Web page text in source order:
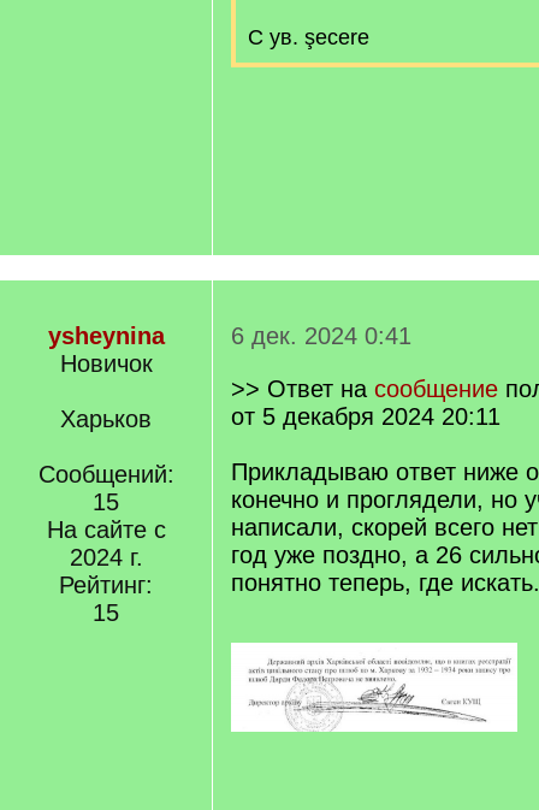
С ув. şecere
ysheynina
Новичок
Харьков
Сообщений:
15
На сайте с
2024 г.
Рейтинг:
15
6 дек. 2024 0:41
>> Ответ на сообщение
от 5 декабря 2024 20:11
Прикладываю ответ ниже
конечно и проглядели, но
написали, скорей всего
год уже поздно, а 26
понятно теперь, где